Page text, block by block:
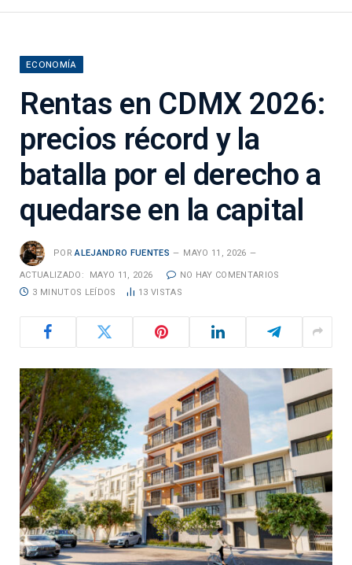
ECONOMÍA
Rentas en CDMX 2026:
precios récord y la
batalla por el derecho a
quedarse en la capital
POR ALEJANDRO FUENTES MAYO 11, 2026
ACTUALIZADO: MAYO 11, 2026
NO HAY COMENTARIOS
3 MINUTOS LEÍDOS
13 VISTAS